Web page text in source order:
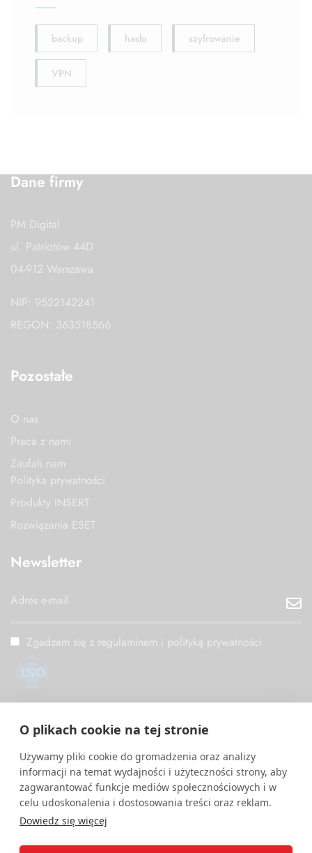
O plikach cookie na tej stronie
Używamy pliki cookie do gromadzenia oraz analizy
informacji na temat wydajności i użyteczności strony, aby
zagwarantować funkcje mediów społecznościowych i w
celu udoskonalenia i dostosowania treści oraz reklam.
Dowiedz się więcej
backup hasło szyfrowanie
VPN
Dane firmy
PM Digital
ul. Patriotów 44D
04-912 Warszawa
NIP: 9522142241
REGON: 363518566
Pozostałe
O nas
Praca z nami
Zaufali nam
Polityka prywatności
Produkty INSERT
Rozwiązania ESET
Newsletter
Zgadzam się z regulaminem i polityką prywatności
PM Digital wdrożył i utrzymuje System Zarządzania
ISO/IEC 27001.